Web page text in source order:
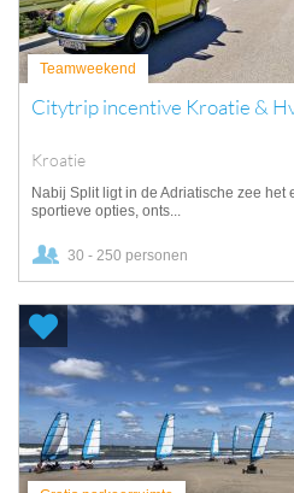
Teamweekend
Citytrip incentive Kroatie &
Kroatie
Nabij Split ligt in de Adriatische zee het
sportieve opties, onts...
30 - 250 personen